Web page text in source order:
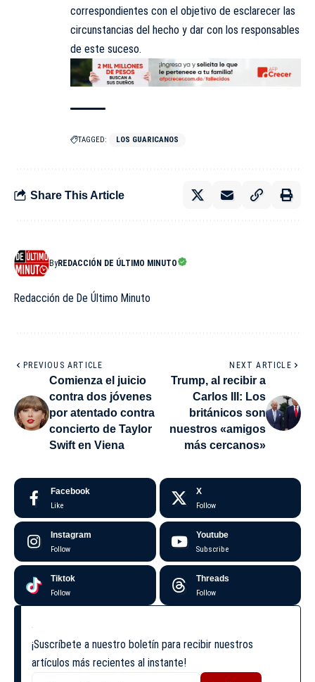
correspondientes con el objetivo de esclarecer las
circunstancias del hecho y dar con los responsables
de este suceso.
TAGGED: LOS GUARICANOS
Share This Article
ByREDACCIÓN DE ÚLTIMO MINUTO
Redacción de De Último Minuto
PREVIOUS ARTICLE
Comienza el juicio
contra dos jóvenes
por atentado contra
concierto de Taylor
Swift en Viena
NEXT ARTICLE
Trump, al recibir a
Carlos III: Los
británicos son
nuestros «amigos
más cercanos»
Facebook
Like
X
Follow
Instagram
Follow
Youtube
Subscribe
Tiktok
Follow
Threads
Follow
¡Suscríbete a nuestro boletín para recibir nuestros
artículos más recientes al instante!